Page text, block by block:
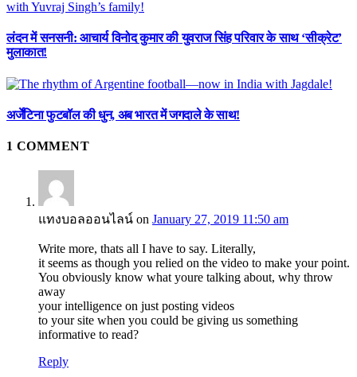
लंदन में सनसनी: आचार्य विनोद कुमार की युवराज सिंह परिवार के साथ ‘सीक्रेट’
मुलाकात!
अर्जेंटिना फुटबॉल की धुन, अब भारत में जगदाले के साथ!
1 COMMENT
แทงบอลออนไลน์ on January 27, 2019 11:50 am
Write more, thats all I have to say. Literally,
it seems as though you relied on the video to make your point.
You obviously know what youre talking about, why throw
away
your intelligence on just posting videos
to your site when you could be giving us something
informative to read?
Reply